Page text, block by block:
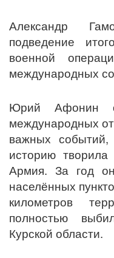
Александр
подведение
военной
международных
Юрий Афонин
международных
важных
историю творила
Армия. За год
населённых
километров
полностью
Курской области.